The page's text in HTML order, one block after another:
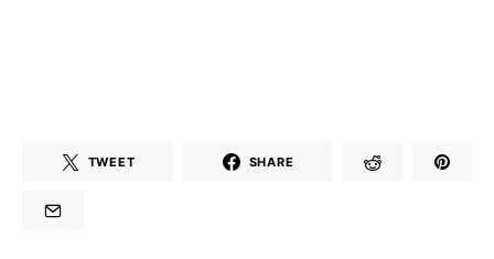
TWEET SHARE